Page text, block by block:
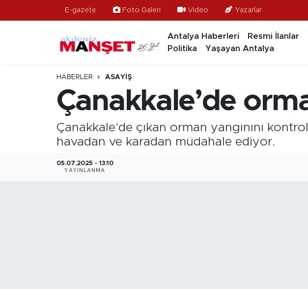
E-gazete Foto Galeri Video Yazarlar
Antalya Haberleri Resmi İlanlar
Politika
Yaşayan Antalya
HABERLER ASAYIŞ
Çanakkale’de
Çanakkale’de çıkan orman yangınını
havadan ve karadan müdahale ediyor.
05.07.2025 - 13:10
YAYINLANMA
Ekonomi
Gündem
Hava Durumu
Süper Lig Puan Durumu ve Fikstür
Tüm Manşetler
Son Dakika Haberleri
Haber Arşivi